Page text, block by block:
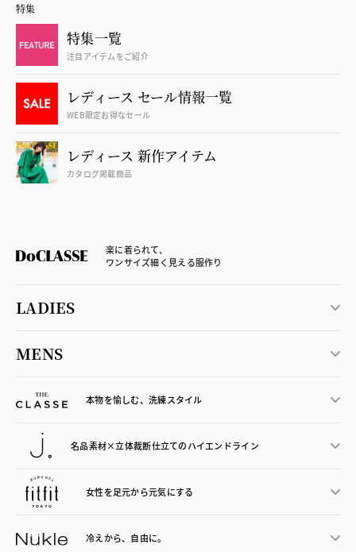
特集
特集一覧
注目アイテムをご紹介
レディース セール情報一覧
WEB限定お得なセール
レディース 新作アイテム
カタログ掲載商品
楽に着られて、
ワンサイズ細く見える服作り
LADIES
MENS
本物を愉しむ、洗練スタイル
名品素材×立体裁断仕立てのハイエンドライン
女性を足元から元気にする
冷えから、 自由に。